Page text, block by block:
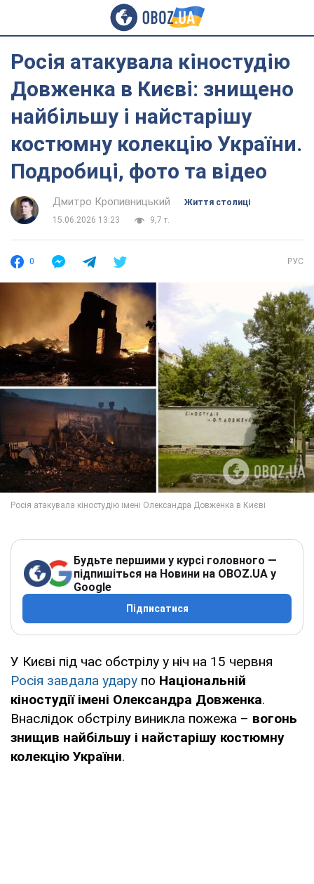
Росія атакувала кіностудію
Довженка в Києві: знищено
найбільшу і найстарішу
костюмну колекцію України.
Подробиці, фото та відео
Дмитро Кропивницький
Життя столиці
15.06.2026 13:23
9,7 т.
0 РУС
Будьте першими у курсі головного —
підпишіться на Новини на OBOZ.UA у
Google
Підписатися
У Києві під час обстрілу у ніч на 15 червня
Росія завдала удару по Національній
кіностудії імені Олександра Довженка.
Внаслідок обстрілу виникла пожежа – вогонь
знищив найбільшу і найстарішу костюмну
колекцію України.